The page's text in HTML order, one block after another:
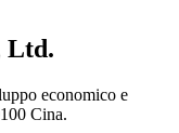
Ltd.
economico e
Cina.